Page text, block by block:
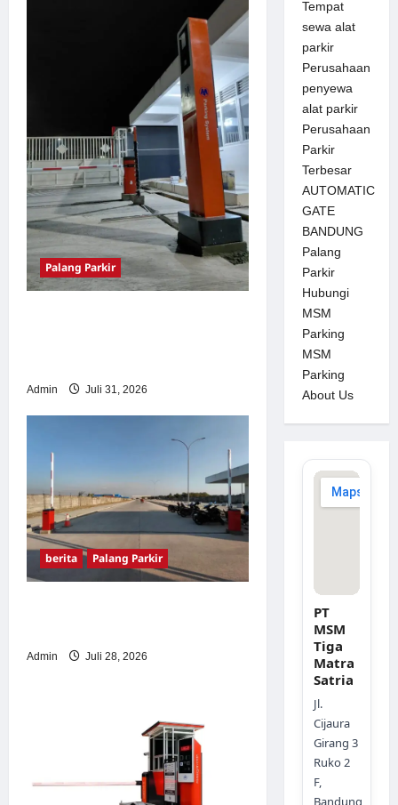
Palang Parkir
Admin Juli 31, 2026
berita Palang Parkir
Admin Juli 28, 2026
Tempat
sewa alat
parkir
Perusahaan
penyewa
alat parkir
Perusahaan
Parkir
Terbesar
AUTOMATIC
GATE
BANDUNG
Palang
Parkir
Hubungi
MSM
Parking
MSM
Parking
About Us
PT
MSM
Tiga
Matra
Satria
Jl.
Cijaura
Girang 3
Ruko 2
F,
Bandung